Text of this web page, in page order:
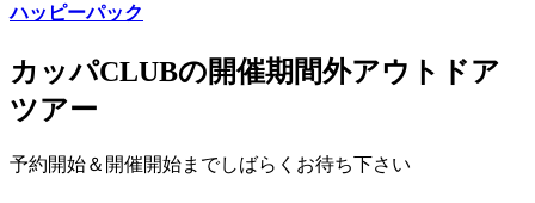
ハッピーパック
カッパCLUBの開催期間外アウトドア
ツアー
予約開始＆開催開始までしばらくお待ち下さい